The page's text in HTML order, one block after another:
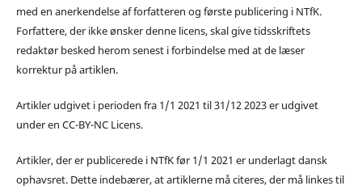
med en anerkendelse af forfatteren og første publicering i NTfK.
Forfattere, der ikke ønsker denne licens, skal give tidsskriftets
redaktør besked herom senest i forbindelse med at de læser
korrektur på artiklen.
Artikler udgivet i perioden fra 1/1 2021 til 31/12 2023 er udgivet
under en CC-BY-NC Licens.
Artikler, der er publicerede i NTfK før 1/1 2021 er underlagt dansk
ophavsret. Dette indebærer, at artiklerne må citeres, der må linkes til